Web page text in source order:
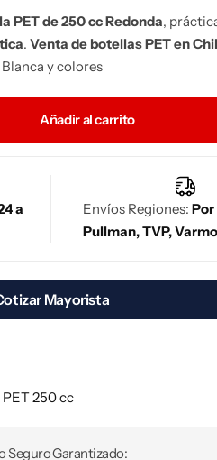
PET de 250 cc Redonda,
. Venta de botellas PET en
y colores
Añadir al carrito
a
Envíos Regiones: Por
Pullman, TVP,
Mayorista
250 cc
Seguro Garantizado: